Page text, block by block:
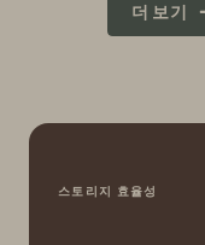
더 보기
스토리지 효율성